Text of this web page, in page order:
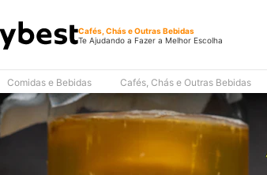
Cafés, Chás e Outras Bebidas
Te Ajudando a Fazer a Melhor Escolha
Comidas e Bebidas Cafés, Chás e Outras Bebidas